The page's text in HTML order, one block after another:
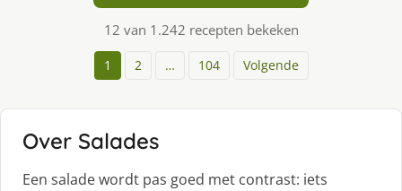
12 van 1.242 recepten bekeken
1 2 … 104 Volgende
Over Salades
Een salade wordt pas goed met contrast: iets